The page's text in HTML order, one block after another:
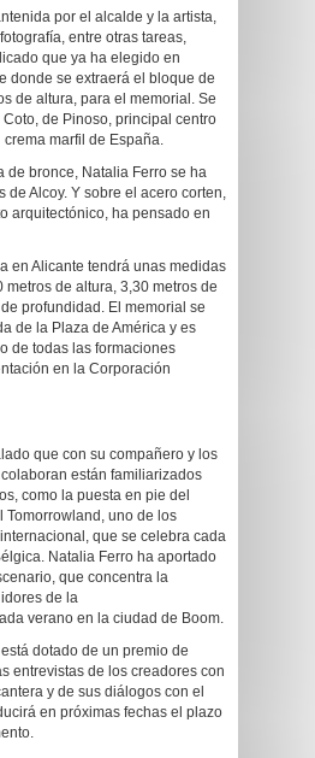
por el alcalde y la artista,
entre otras tareas,
que ya ha elegido en
donde se extraerá el bloque de
de altura, para el memorial. Se
de Pinoso, principal centro
marfil de España.
de bronce, Natalia Ferro se ha
de Alcoy. Y sobre el acero corten,
arquitectónico, ha pensado en
en Alicante tendrá unas medidas
de altura, 3,30 metros de
profundidad. El memorial se
de la Plaza de América y es
de todas las formaciones
en la Corporación
que con su compañero y los
están familiarizados
como la puesta en pie del
Tomorrowland, uno de los
que se celebra cada
Natalia Ferro ha aportado
que concentra la
de la
verano en la ciudad de Boom.
dotado de un premio de
entrevistas de los creadores con
y de sus diálogos con el
en próximas fechas el plazo